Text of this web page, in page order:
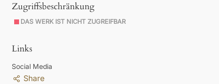
Zugriffsbeschränkung
DAS WERK IST NICHT ZUGREIFBAR
Links
Social Media
Share